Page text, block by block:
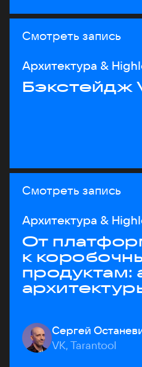
Смотреть запись
Архитектура &
Бэкстейдж
Смотреть запись
Архитектура &
От
к
продуктам:
Сергей
VK, Tarantool